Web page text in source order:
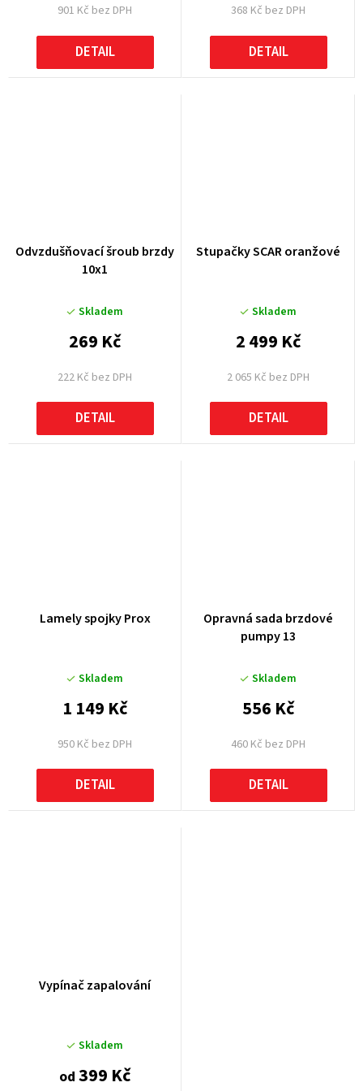
901 Kč bez DPH
DETAIL
368 Kč bez DPH
DETAIL
Odvzdušňovací šroub brzdy
10x1
Skladem
222 Kč bez DPH
269 Kč
DETAIL
Stupačky SCAR oranžové
Skladem
2 065 Kč bez DPH
2 499 Kč
DETAIL
Lamely spojky Prox
Skladem
950 Kč bez DPH
1 149 Kč
DETAIL
Opravná sada brzdové
pumpy 13
Skladem
460 Kč bez DPH
556 Kč
DETAIL
Vypínač zapalování
Skladem
od 399 Kč